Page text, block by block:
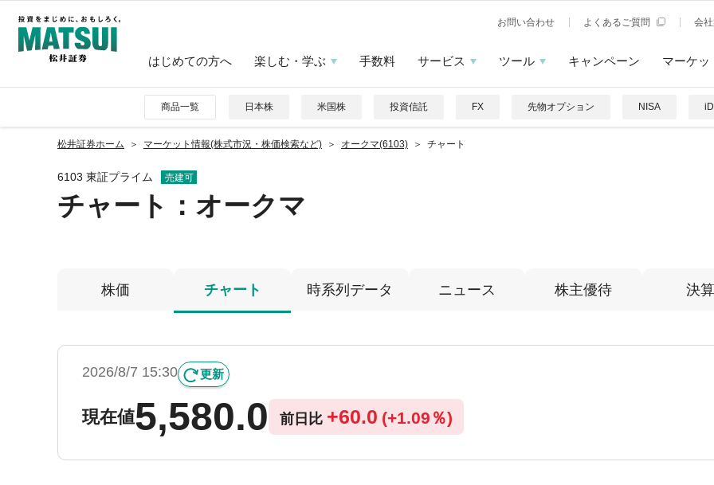
お問い合わせ よくあるご質問 会
はじめての方へ 楽しむ・学ぶ 手数料 サービス ツール キャンペーン マーケッ
商品一覧 日本株 米国株 投資信託 FX 先物オプション NISA
松井証券ホーム マーケット情報(株式市況・株価検索など) オークマ(6103) チャート
6103 東証プライム 売建可
チャート： オークマ
株価 チャート 時系列データ ニュース 株主優待 決算
2026/8/7 15:30 更新
現在値5,580.0 前日比 +60.0 (+1.09％)